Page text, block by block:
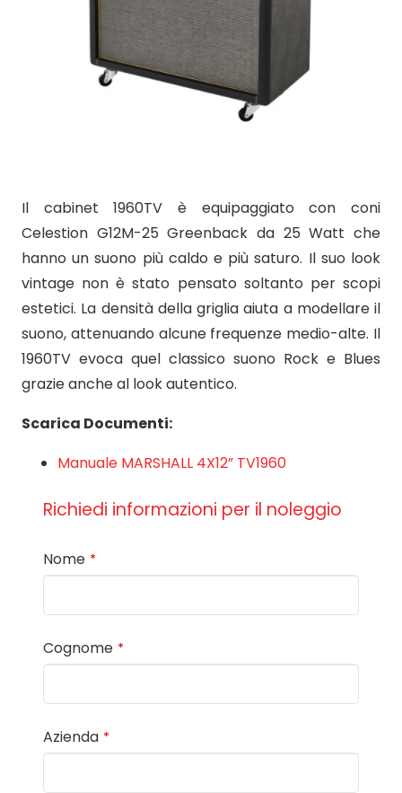
Il cabinet 1960TV è equipaggiato con coni
Celestion G12M-25 Greenback da 25 Watt che
hanno un suono più caldo e più saturo. Il suo look
vintage non è stato pensato soltanto per scopi
estetici. La densità della griglia aiuta a modellare il
suono, attenuando alcune frequenze medio-alte. Il
1960TV evoca quel classico suono Rock e Blues
grazie anche al look autentico.
Scarica Documenti:
Manuale MARSHALL 4X12” TV1960
Richiedi informazioni per il noleggio
Nome *
Cognome *
Azienda *